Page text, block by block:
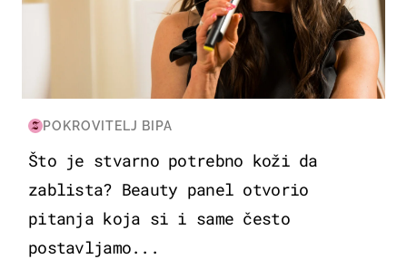
POKROVITELJ BIPA
Što je stvarno potrebno koži da
zablista? Beauty panel otvorio
pitanja koja si i same često
postavljamo...